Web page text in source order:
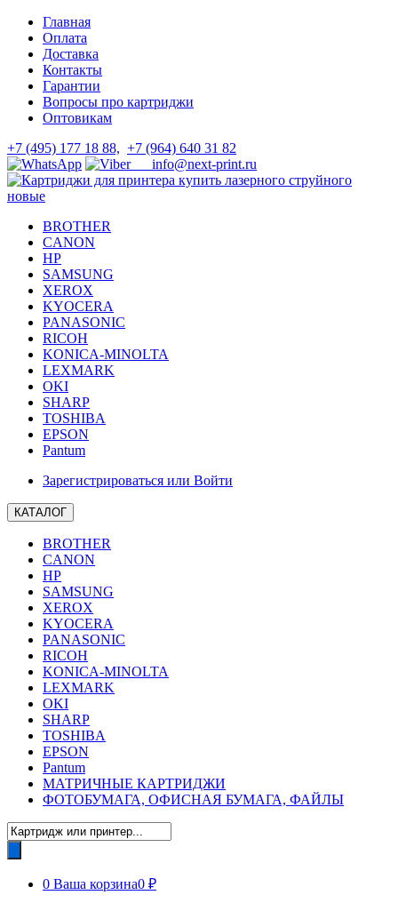
Skip
navigation
Skip
content
Главная
Оплата
Доставка
Контакты
Гарантии
Вопросы про картриджи
Оптовикам
+7 (495) 177 18 88, +7 (964) 640 31 82
info@next-print.ru
BROTHER
CANON
HP
SAMSUNG
XEROX
KYOCERA
PANASONIC
RICOH
KONICA-MINOLTA
LEXMARK
OKI
SHARP
TOSHIBA
EPSON
Pantum
Зарегистрироваться или Войти
КАТАЛОГ
BROTHER
CANON
HP
SAMSUNG
XEROX
KYOCERA
PANASONIC
RICOH
KONICA-MINOLTA
LEXMARK
OKI
SHARP
TOSHIBA
EPSON
Pantum
МАТРИЧНЫЕ КАРТРИДЖИ
ФОТОБУМАГА, ОФИСНАЯ БУМАГА, ФАЙЛЫ
Поиск
товаров
0 Ваша корзина0 ₽